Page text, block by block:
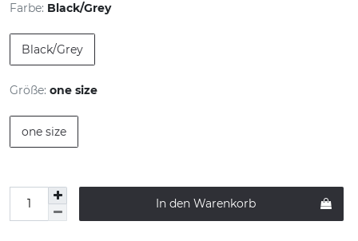
Farbe: Black/Grey
Black/Grey
Größe: one size
one size
In den Warenkorb